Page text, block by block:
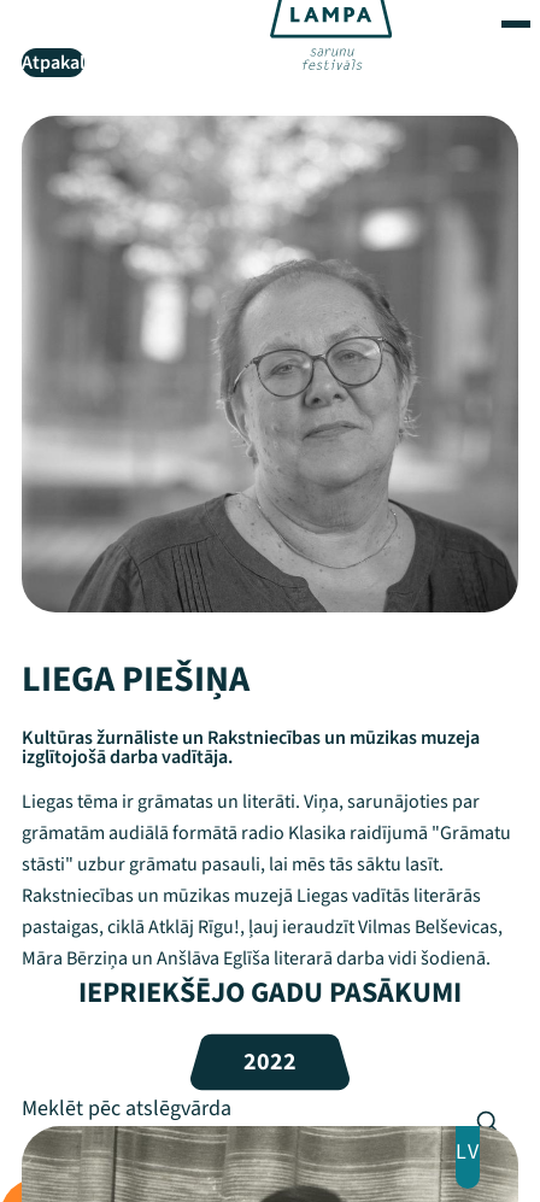
Mana programma
Festivāls
Programma
Arhīvs
Atpakaļ
LIEGA PIEŠIŅA
Kultūras žurnāliste un Rakstniecības un mūzikas muzeja
izglītojošā darba vadītāja.
Liegas tēma ir grāmatas un literāti. Viņa, sarunājoties par
grāmatām audiālā formātā radio Klasika raidījumā "Grāmatu
stāsti" uzbur grāmatu pasauli, lai mēs tās sāktu lasīt.
Rakstniecības un mūzikas muzejā Liegas vadītās literārās
pastaigas, ciklā Atklāj Rīgu!, ļauj ieraudzīt Vilmas Belševicas,
Māra Bērziņa un Anšlāva Eglīša literarā darba vidi šodienā.
IEPRIEKŠĒJO GADU PASĀKUMI
2022
LV